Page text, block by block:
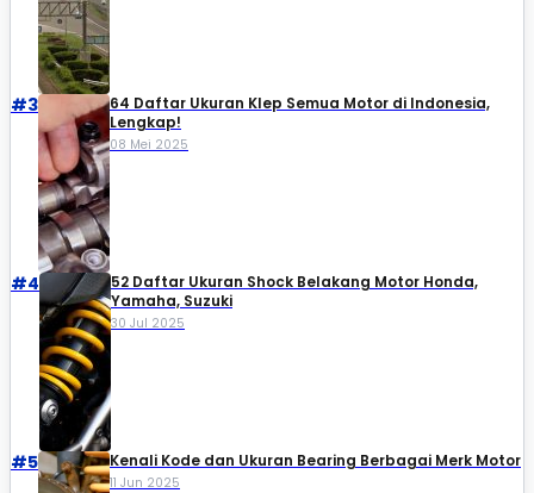
#3
64 Daftar Ukuran Klep Semua Motor di Indonesia,
Lengkap!
08 Mei 2025
#4
52 Daftar Ukuran Shock Belakang Motor Honda,
Yamaha, Suzuki​
30 Jul 2025
#5 Kenali Kode dan Ukuran Bearing Berbagai Merk Motor
11 Jun 2025